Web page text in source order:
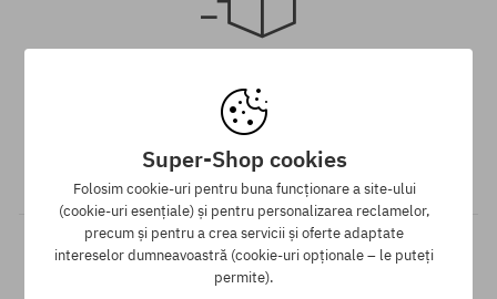
29; 30; 31
Mărimi existente:
M; L; XL
Asigurăm GRATUIT expedierea comenzii prin curier pentru toate
comenzile, ale căror valoare este mai mare de 313 lei,
indiferent de modalitatea de plată aleasă.
Super-Shop cookies
Folosim cookie-uri pentru buna funcționare a site-ului
(cookie-uri esențiale) și pentru personalizarea reclamelor,
precum și pentru a crea servicii și oferte adaptate
intereselor dumneavoastră (cookie-uri opționale – le puteți
permite).